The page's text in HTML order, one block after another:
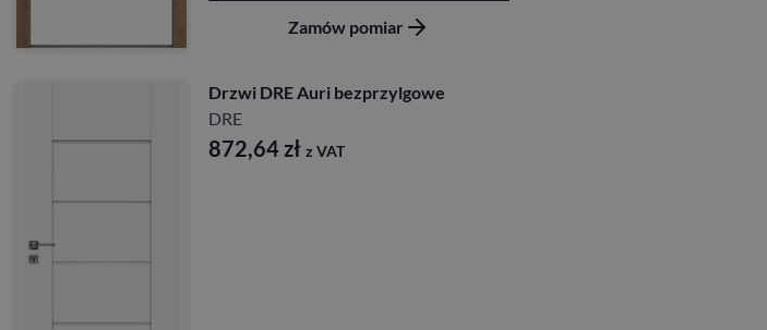
Zamów pomiar
Drzwi DRE Auri bezprzylgowe
DRE
872,64 zł z VAT